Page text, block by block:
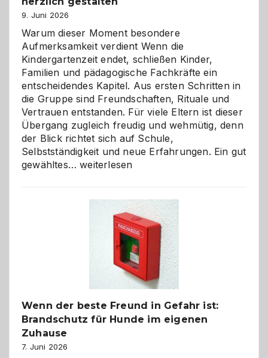
9. Juni 2026
Warum dieser Moment besondere
Aufmerksamkeit verdient Wenn die
Kindergartenzeit endet, schließen Kinder,
Familien und pädagogische Fachkräfte ein
entscheidendes Kapitel. Aus ersten Schritten in
die Gruppe sind Freundschaften, Rituale und
Vertrauen entstanden. Für viele Eltern ist dieser
Übergang zugleich freudig und wehmütig, denn
der Blick richtet sich auf Schule,
Selbstständigkeit und neue Erfahrungen. Ein gut
gewähltes…Abschied
bewusst
herzlich
gestalten
weiterlesen
Wenn der beste Freund in Gefahr ist:
Brandschutz für Hunde im eigenen
Zuhause
7. Juni 2026